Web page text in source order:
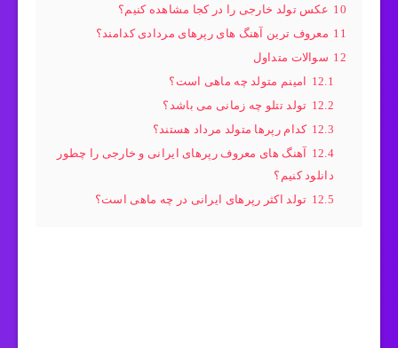
10 عکس تولد خارجی را در کجا مشاهده کنیم؟
11 معروف ترین آهنگ های رپرهای مردادی کدامند؟
12 سوالات متداول
12.1
امینم متولد چه ماهی است؟
12.2 تولد تتلو چه زمانی می باشد؟
12.3 کدام رپرها متولد مرداد هستند؟
12.4
آهنگ های معروف رپرهای ایرانی و خارجی را چطور
دانلود کنیم؟
12.5 تولد اکثر رپرهای ایرانی در چه ماهی است؟